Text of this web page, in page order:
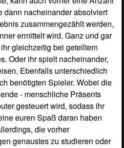
gleichzeitig):
zu halten, während euer
Seil von Mast zu Mast
eine lange Stange in
mit der Fernbedienung zum
müsst, um nicht seitlich
bestimmt ihr dabei ebenfalls
längs zum
Spieler gleichzeitig, Nunchuk